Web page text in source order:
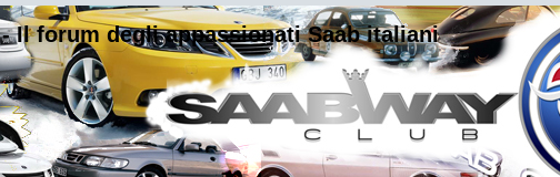
- Il forum degli appassionati Saab italiani